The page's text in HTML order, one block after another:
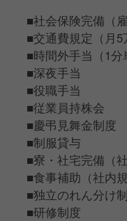
■社会保険完備（
■交通費規定（月5
■時間外手当（1分
■深夜手当
■役職手当
■従業員持株会
■慶弔見舞金制度
■制服貸与
■寮・社宅完備（
■食事補助（社内
■独立のれん分け
■研修制度